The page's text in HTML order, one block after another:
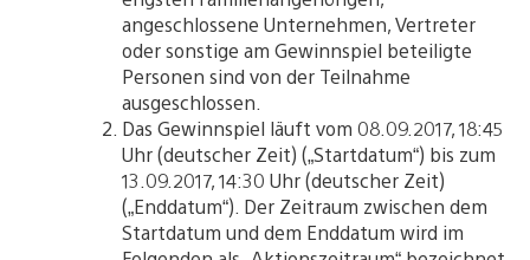
angeschlossene Unternehmen, Vertreter
oder sonstige am Gewinnspiel beteiligte
Personen sind von der Teilnahme
ausgeschlossen.
Das Gewinnspiel läuft vom 08.09.2017, 18:45
Uhr (deutscher Zeit) („Startdatum“) bis zum
13.09.2017, 14:30 Uhr (deutscher Zeit)
(„Enddatum“). Der Zeitraum zwischen dem
Startdatum und dem Enddatum wird im